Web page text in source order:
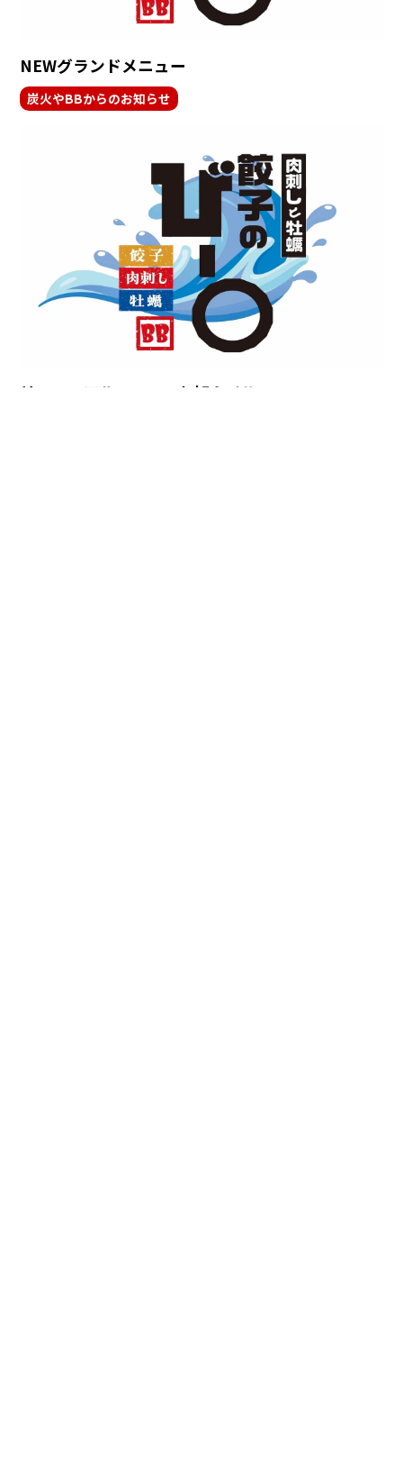
NEWグランドメニュー
炭火やBBからのお知らせ
リニューアルOPENのお知らせ‼